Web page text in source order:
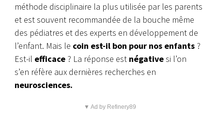
méthode disciplinaire la plus utilisée par les parents
et est souvent recommandée de la bouche même
des pédiatres et des experts en développement de
l’enfant. Mais le coin est-il bon pour nos enfants ?
Est-il efficace ? La réponse est négativesi l’on
s’en réfère aux dernières recherches en
neurosciences.
▼ Ad by Refinery89